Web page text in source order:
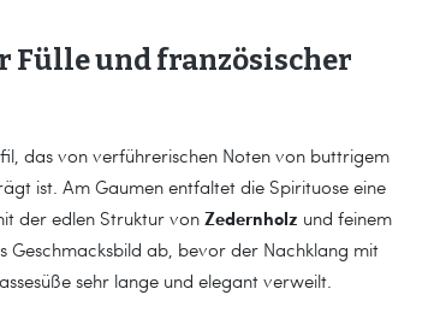
Fülle und französischer
das von verführerischen Noten von buttrigem
ist. Am Gaumen entfaltet die Spirituose eine
der edlen Struktur von Zedernholz und feinem
Geschmacksbild ab, bevor der Nachklang mit
sehr lange und elegant verweilt.